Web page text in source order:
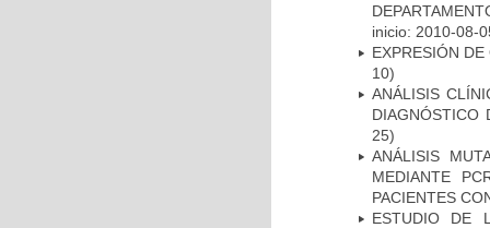
inicio: 2010-08-
EXPRESIÓN
10)
ANÁLISIS
DIAGNÓSTICO
25)
ANÁLISIS
MEDIANTE
PACIENTES
ESTUDIO DE